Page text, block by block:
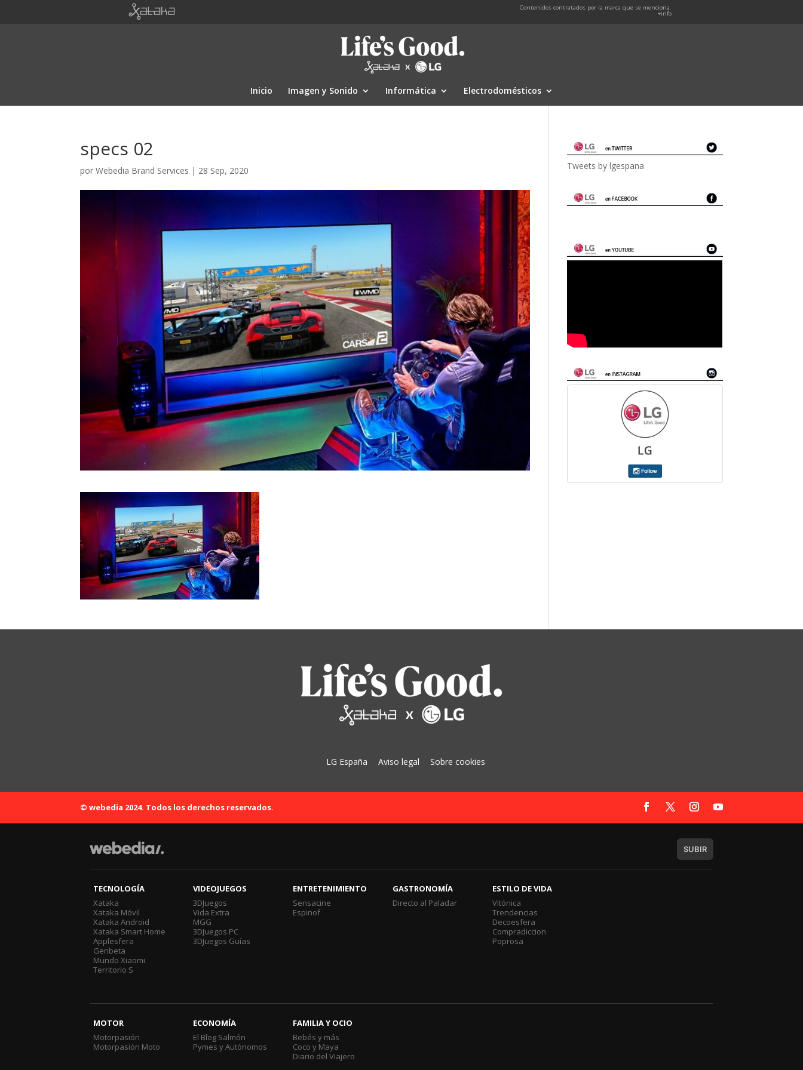
Contenidos contratados por la marca que se menciona.
+info
Inicio Imagen y Sonido Informática Electrodomésticos
specs 02
porWebedia Brand Services | 28 Sep, 2020 Tweets by lgespana
LG España Aviso legal Sobre cookies
© webedia 2024. Todos los derechos reservados.
SUBIR
TECNOLOGÍA
Xataka
Xataka Móvil
Xataka Android
Xataka Smart Home
Applesfera
Genbeta
Mundo Xiaomi
Territorio S
VIDEOJUEGOS
3DJuegos
Vida Extra
MGG
3DJuegos PC
3DJuegos Guías
ENTRETENIMIENTO
Sensacine
Espinof
GASTRONOMÍA
Directo al Paladar
ESTILO DE VIDA
Vitónica
Trendencias
Decoesfera
Compradiccion
Poprosa
MOTOR
Motorpasión
Motorpasión Moto
ECONOMÍA
El Blog Salmón
Pymes y Autónomos
FAMILIA Y OCIO
Bebés y más
Coco y Maya
Diario del Viajero